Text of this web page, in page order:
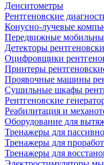
Денситометры
Рентгеновские
Конусно-лучевые
Передвижные
Детекторы
Оцифровщики
Принтеры
Проявочные машины
Сушильные шкафы
Рентгеновские
Реабилитация и
Оборудование для
Тренажеры для
Тренажеры для
Тренажеры для